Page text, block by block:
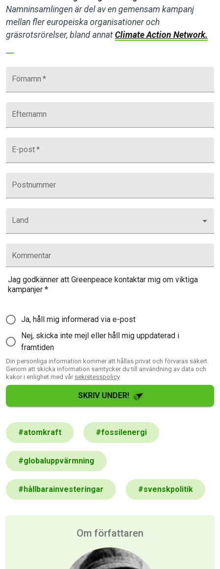
Namninsamlingen är del av en gemensam kampanj
mellan fler europeiska organisationer och
gräsrotsrörelser, bland annat Climate Action Network.
Förnamn *
Efternamn
E-post*
Postnummer
Land
Kommentar
Jag godkänner att Greenpeace kontaktar mig om viktiga
kampanjer *
Ja, håll mig informerad via e-post
Nej, skicka inte mejl eller håll mig uppdaterad i
framtiden
Din personliga information kommer att hållas privat och förvaras säkert.
Genom att skicka information samtycker du till användning av data och
kakor i enlighet med vår sekretesspolicy
SKRIV UNDER!
#atomkraft #fossilenergi
#globaluppvärmning
#hållbarainvesteringar #svenskpolitik
Om författaren